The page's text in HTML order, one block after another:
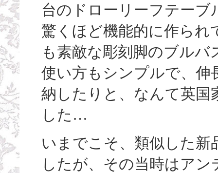
台のドローリーフテーブ
驚くほど機能的に作ら
も素敵な彫刻脚のブル
使い方もシンプルで、伸
納したりと、なんて英国
した…
いまでこそ、類似した
したが、その当時はア